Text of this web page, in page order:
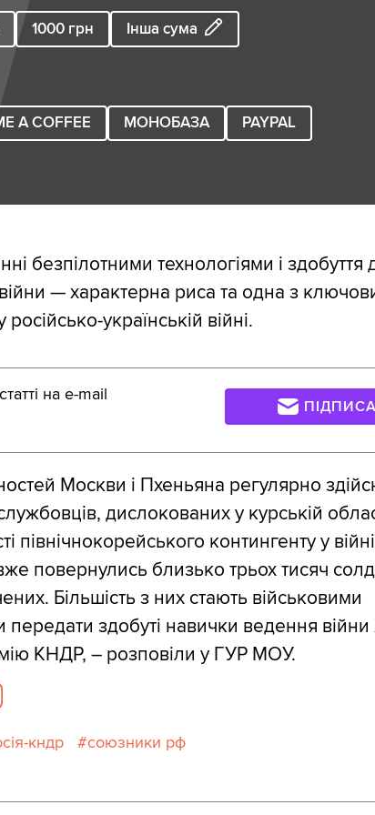
1000 грн Інша сума
A COFFEE МОНОБАЗА PAYPAL
безпілотними технологіями і здобуття
— характерна риса та одна з
українській війні.
на e-mail
Москви і Пхеньяна регулярно
дислокованих у курській
північнокорейського контингенту у
повернулись близько трьох тисяч
Більшість з них стають військовими
передати здобуті навички ведення війни
КНДР, ― розповіли у ГУР МОУ.
кндр союзники рф